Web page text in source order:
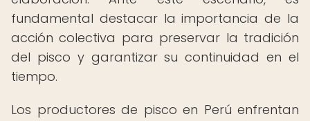
fundamental destacar la importancia de la
acción colectiva para preservar la tradición
del pisco y garantizar su continuidad en el
tiempo.
Los productores de pisco en Perú enfrentan